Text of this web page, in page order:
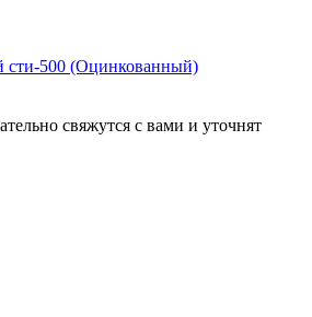
сти-500 (Оцинкованный)
свяжутся с вами и уточнят